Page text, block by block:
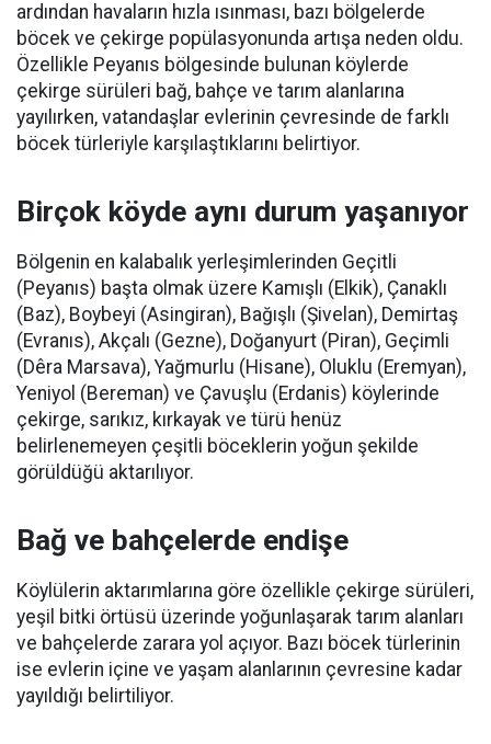
ardından havaların hızla ısınması, bazı bölgelerde
böcek ve çekirge popülasyonunda artışa neden oldu.
Özellikle Peyanıs bölgesinde bulunan köylerde
çekirge sürüleri bağ, bahçe ve tarım alanlarına
yayılırken, vatandaşlar evlerinin çevresinde de farklı
böcek türleriyle karşılaştıklarını belirtiyor.
Birçok köyde aynı durum yaşanıyor
Bölgenin en kalabalık yerleşimlerinden Geçitli
(Peyanıs) başta olmak üzere Kamışlı (Elkik), Çanaklı
(Baz), Boybeyi (Asingiran), Bağışlı (Şivelan), Demirtaş
(Evranıs), Akçalı (Gezne), Doğanyurt (Piran), Geçimli
(Dêra Marsava), Yağmurlu (Hisane), Oluklu (Eremyan),
Yeniyol (Bereman) ve Çavuşlu (Erdanis) köylerinde
çekirge, sarıkız, kırkayak ve türü henüz
belirlenemeyen çeşitli böceklerin yoğun şekilde
görüldüğü aktarılıyor.
Bağ ve bahçelerde endişe
Köylülerin aktarımlarına göre özellikle çekirge sürüleri,
yeşil bitki örtüsü üzerinde yoğunlaşarak tarım alanları
ve bahçelerde zarara yol açıyor. Bazı böcek türlerinin
ise evlerin içine ve yaşam alanlarının çevresine kadar
yayıldığı belirtiliyor.